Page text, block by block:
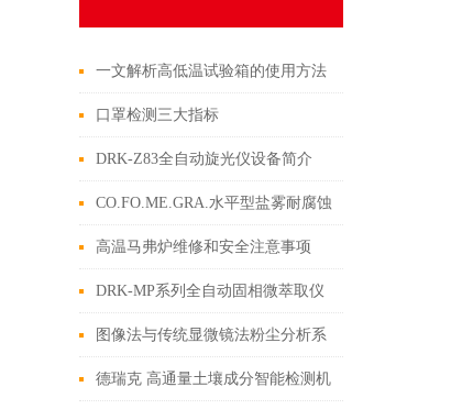
一文解析高低温试验箱的使用方法
及注意事项
口罩检测三大指标
DRK-Z83全自动旋光仪设备简介
CO.FO.ME.GRA.水平型盐雾耐腐蚀
试验箱设备相关试验
高温马弗炉维修和安全注意事项
DRK-MP系列全自动固相微萃取仪
设备介绍
图像法与传统显微镜法粉尘分析系
统的核心区别
德瑞克 高通量土壤成分智能检测机